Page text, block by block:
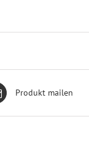
Produkt mailen